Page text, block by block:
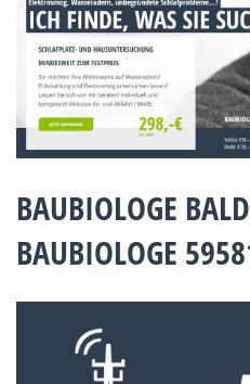
BAUBIOLOGE
BAUBIOLOGE